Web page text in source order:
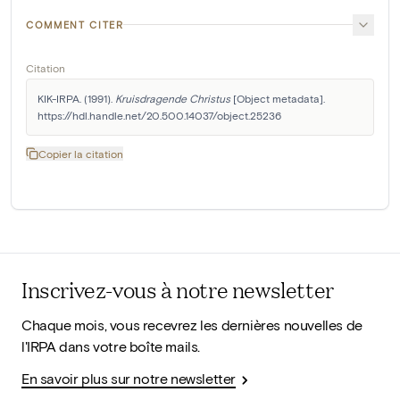
COMMENT CITER
Citation
KIK-IRPA. (1991). Kruisdragende Christus [Object metadata].
https://hdl.handle.net/20.500.14037/object.25236
Copier la citation
Inscrivez-vous à notre newsletter
Chaque mois, vous recevrez les dernières nouvelles de
l'IRPA dans votre boîte mails.
En savoir plus sur notre newsletter